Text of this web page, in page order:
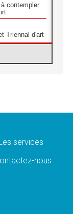
contempler
Triennal d'art
religieuses
estime
Les services
nous